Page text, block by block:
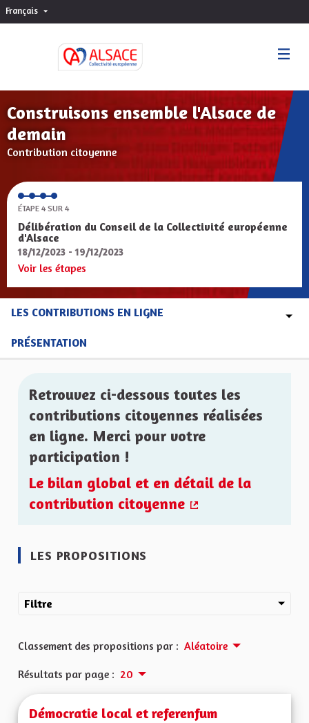
Français Choisir la langue
Construisons ensemble l'Alsace de
demain
Contribution citoyenne
ÉTAPE 4 SUR 4
Délibération du Conseil de la Collectivité européenne
d'Alsace
18/12/2023 - 19/12/2023
Voir les étapes
LES CONTRIBUTIONS EN LIGNE
PRÉSENTATION
Retrouvez ci-dessous toutes les
contributions citoyennes réalisées
en ligne. Merci pour votre
participation !
Le bilan global et en détail de la
contribution citoyenne
LES PROPOSITIONS
Filtre
Classement des propositions par : Aléatoire
Résultats par page : 20
Démocratie local et referenfum